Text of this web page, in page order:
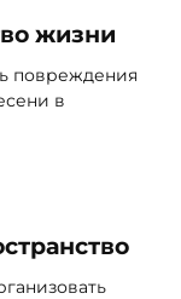
жизни
повреждения
в